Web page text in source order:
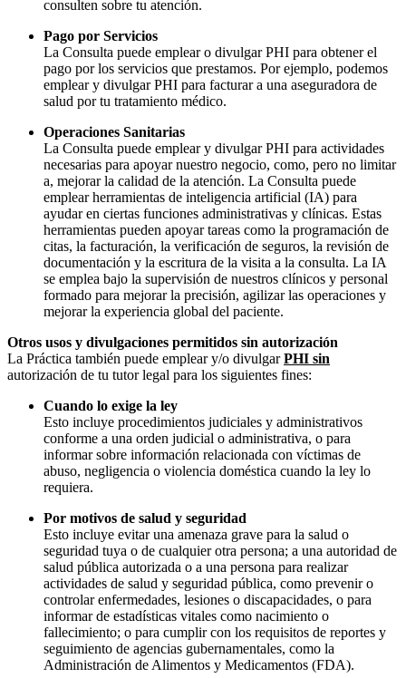
consulten sobre tu atención.
Pago por Servicios
La Consulta puede emplear o divulgar PHI para obtener el
pago por los servicios que prestamos. Por ejemplo, podemos
emplear y divulgar PHI para facturar a una aseguradora de
salud por tu tratamiento médico.
Operaciones Sanitarias
La Consulta puede emplear y divulgar PHI para actividades
necesarias para apoyar nuestro negocio, como, pero no limitar
a, mejorar la calidad de la atención. La Consulta puede
emplear herramientas de inteligencia artificial (IA) para
ayudar en ciertas funciones administrativas y clínicas. Estas
herramientas pueden apoyar tareas como la programación de
citas, la facturación, la verificación de seguros, la revisión de
documentación y la escritura de la visita a la consulta. La IA
se emplea bajo la supervisión de nuestros clínicos y personal
formado para mejorar la precisión, agilizar las operaciones y
mejorar la experiencia global del paciente.
Otros usos y divulgaciones permitidos sin autorización
La Práctica también puede emplear y/o divulgarPHI sin
autorización de tu tutor legal para los siguientes fines:
Cuando lo exige la ley
Esto incluye procedimientos judiciales y administrativos
conforme a una orden judicial o administrativa, o para
informar sobre información relacionada con víctimas de
abuso, negligencia o violencia doméstica cuando la ley lo
requiera.
Por motivos de salud y seguridad
Esto incluye evitar una amenaza grave para la salud o
seguridad tuya o de cualquier otra persona; a una autoridad de
salud pública autorizada o a una persona para realizar
actividades de salud y seguridad pública, como prevenir o
controlar enfermedades, lesiones o discapacidades, o para
informar de estadísticas vitales como nacimiento o
fallecimiento; o para cumplir con los requisitos de reportes y
seguimiento de agencias gubernamentales, como la
Administración de Alimentos y Medicamentos (FDA).